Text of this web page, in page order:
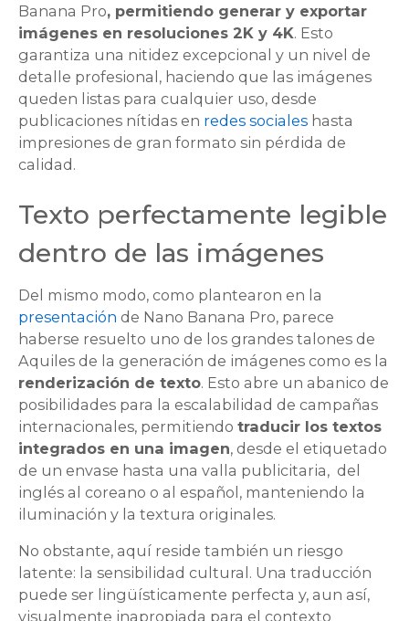
Banana Pro, permitiendo generar y exportar
imágenes en resoluciones 2K y 4K. Esto
garantiza una nitidez excepcional y un nivel de
detalle profesional, haciendo que las imágenes
queden listas para cualquier uso, desde
publicaciones nítidas en redes sociales hasta
impresiones de gran formato sin pérdida de
calidad.
Texto perfectamente legible
dentro de las imágenes
Del mismo modo, como plantearon en la
presentación de Nano Banana Pro, parece
haberse resuelto uno de los grandes talones de
Aquiles de la generación de imágenes como es la
renderización de texto. Esto abre un abanico de
posibilidades para la escalabilidad de campañas
internacionales, permitiendo traducir los textos
integrados en una imagen, desde el etiquetado
de un envase hasta una valla publicitaria, del
inglés al coreano o al español, manteniendo la
iluminación y la textura originales.
No obstante, aquí reside también un riesgo
latente: la sensibilidad cultural. Una traducción
puede ser lingüísticamente perfecta y, aun así,
visualmente inapropiada para el contexto